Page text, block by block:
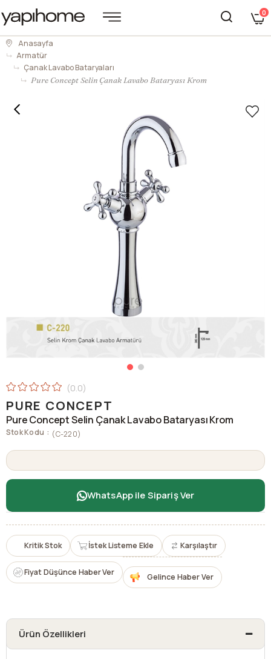
0
Anasayfa
Armatür
Çanak Lavabo Bataryaları
Pure Concept Selin Çanak Lavabo Bataryası Krom
0.0
PURE CONCEPT
Pure Concept Selin Çanak Lavabo Bataryası Krom
Stok Kodu (C-220)
WhatsApp ile Sipariş Ver
Kritik Stok İstek Listeme Ekle Karşılaştır
Fiyat Düşünce Haber Ver Gelince Haber Ver
Ürün Özellikleri